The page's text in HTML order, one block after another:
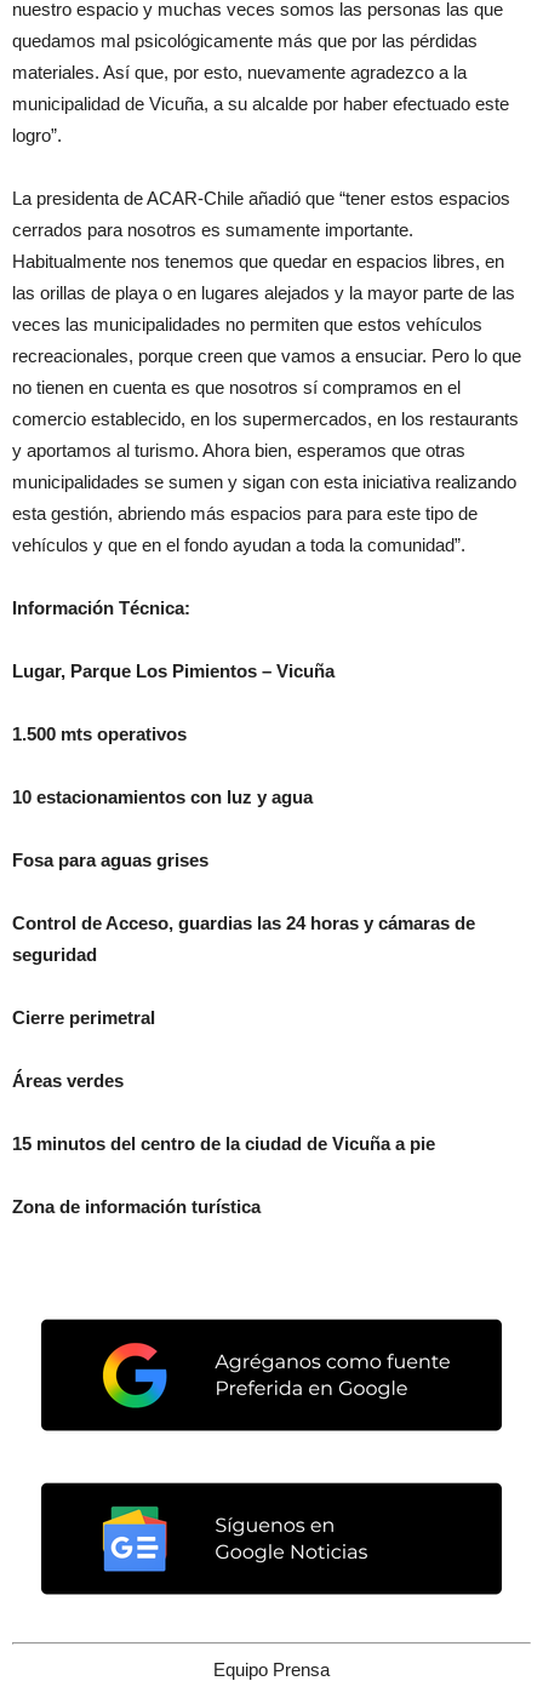
nuestro espacio y muchas veces somos las personas las que
quedamos mal psicológicamente más que por las pérdidas
materiales. Así que, por esto, nuevamente agradezco a la
municipalidad de Vicuña, a su alcalde por haber efectuado este
logro”.
La presidenta de ACAR-Chile añadió que “tener estos espacios
cerrados para nosotros es sumamente importante.
Habitualmente nos tenemos que quedar en espacios libres, en
las orillas de playa o en lugares alejados y la mayor parte de las
veces las municipalidades no permiten que estos vehículos
recreacionales, porque creen que vamos a ensuciar. Pero lo que
no tienen en cuenta es que nosotros sí compramos en el
comercio establecido, en los supermercados, en los restaurants
y aportamos al turismo. Ahora bien, esperamos que otras
municipalidades se sumen y sigan con esta iniciativa realizando
esta gestión, abriendo más espacios para para este tipo de
vehículos y que en el fondo ayudan a toda la comunidad”.
Información Técnica:
Lugar, Parque Los Pimientos – Vicuña
1.500 mts operativos
10 estacionamientos con luz y agua
Fosa para aguas grises
Control de Acceso, guardias las 24 horas y cámaras de
seguridad
Cierre perimetral
Áreas verdes
15 minutos del centro de la ciudad de Vicuña a pie
Zona de información turística
Equipo Prensa